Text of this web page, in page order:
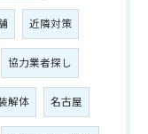
近隣対策
協力業者探し
解体 名古屋